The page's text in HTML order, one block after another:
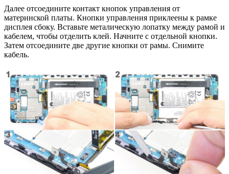
Далее отсоедините контакт кнопок управления от
материнской платы. Кнопки управления приклеены к рамке
дисплея сбоку. Вставьте металическую лопатку между рамой и
кабелем, чтобы отделить клей. Начните с отдельной кнопки.
Затем отсоедините две другие кнопки от рамы. Снимите
кабель.